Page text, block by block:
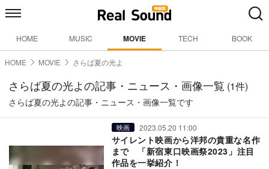
HOME MUSIC MOVIE TECH BOOK
HOME MOVIE さらば夏の光よ
さらば夏の光よの記事・ニュース・画像一覧 (1件)
さらば夏の光よの記事・ニュース・画像一覧です
映画 2023.05.20 11:00
サイレント映画から洋邦の貴重な名作
まで 「新宿東口映画祭2023」注目
作品を一挙紹介！